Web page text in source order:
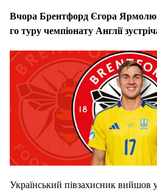
Вчора Брентфорд Єгора
го туру чемпіонату Англії
Український півзахисник вийшов